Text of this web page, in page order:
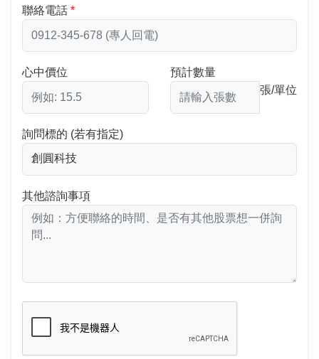
聯絡電話
心中價位
預計數量
張/單位
詢問標的 (若有指定)
其他諮詢事項